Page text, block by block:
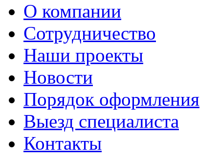
О компании
Сотрудничество
Наши проекты
Новости
Порядок оформления
Выезд специалиста
Контакты